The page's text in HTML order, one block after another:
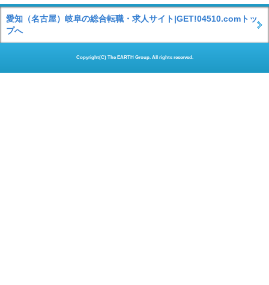
愛知（名古屋）岐阜の総合転職・求人サイト|GET!04510.comトッ
プへ
Copyright(C) The EARTH Group. All rights reserved.